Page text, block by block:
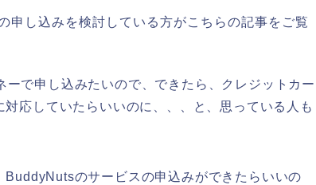
申し込みを検討している方がこちらの記事をご覧
で申し込みたいので、できたら、クレジットカー
応していたらいいのに、、、と、思っている人も
のサービスの申込みができたらいいの